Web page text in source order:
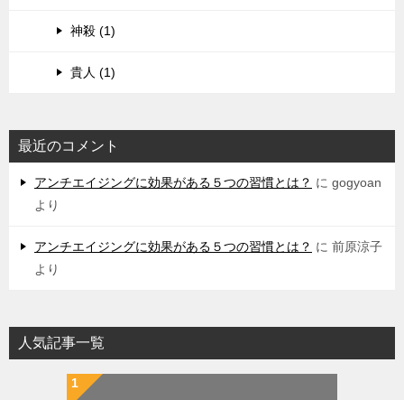
神殺 (1)
貴人 (1)
最近のコメント
アンチエイジングに効果がある５つの習慣とは？ に gogyoan
より
アンチエイジングに効果がある５つの習慣とは？ に 前原涼子
より
人気記事一覧